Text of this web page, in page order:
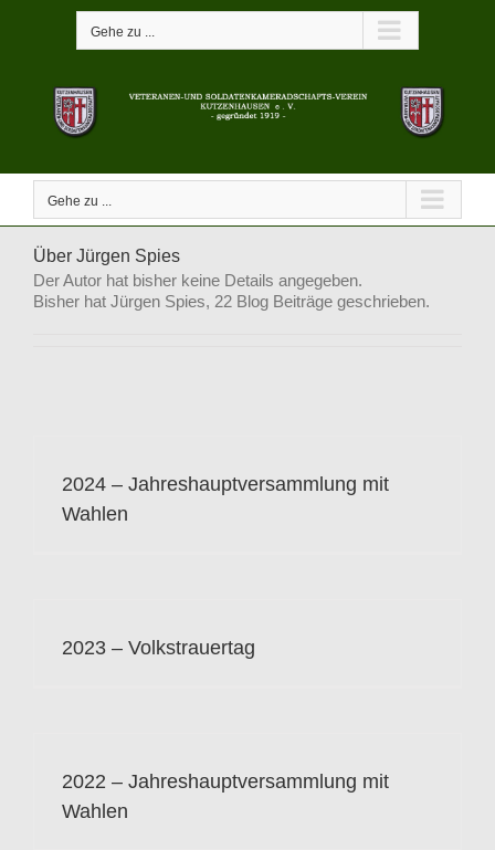
Gehe zu ...
Gehe zu ...
Über Jürgen Spies
Der Autor hat bisher keine Details angegeben.
Bisher hat Jürgen Spies, 22 Blog Beiträge geschrieben.
2024 – Jahreshauptversammlung mit
Wahlen
2023 – Volkstrauertag
2022 – Jahreshauptversammlung mit
Wahlen